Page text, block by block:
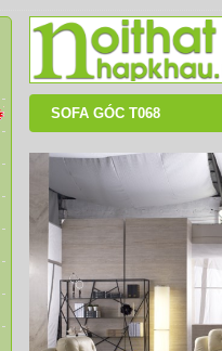
SOFA GÓC T068